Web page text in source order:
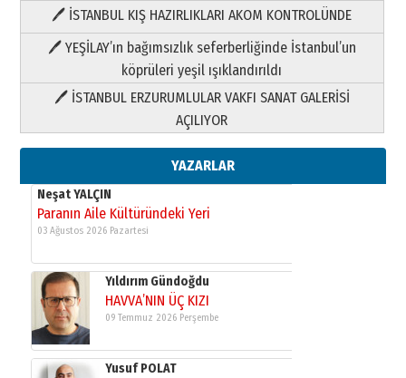
🖊 İSTANBUL KIŞ HAZIRLIKLARI AKOM KONTROLÜNDE
🖊 YEŞİLAY’ın bağımsızlık seferberliğinde İstanbul’un
köprüleri yeşil ışıklandırıldı
🖊 İSTANBUL ERZURUMLULAR VAKFI SANAT GALERİSİ
AÇILIYOR
YAZARLAR
Yıldırım Gündoğdu
HAVVA’NIN ÜÇ KIZI
09 Temmuz 2026 Perşembe
Yusuf POLAT
Şampiyonluk Sebahattin Şirin’e
yazar
11 Mayıs 2026 Pazartesi
Neşat YALÇIN
Paranın Aile Kültüründeki Yeri
03 Ağustos 2026 Pazartesi
Yıldırım Gündoğdu
HAVVA’NIN ÜÇ KIZI
09 Temmuz 2026 Perşembe
Yusuf POLAT